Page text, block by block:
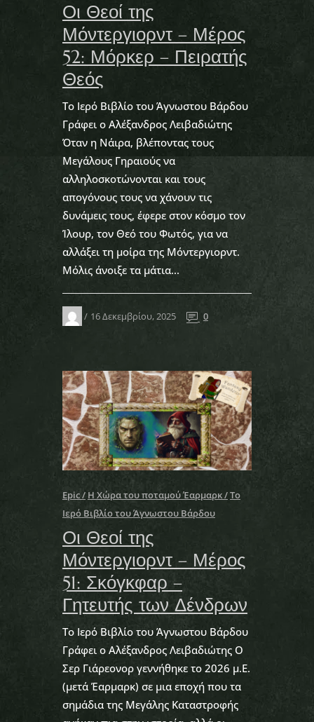
Οι Θεοί της
Μόντεργιορντ – Μέρος
52: Μόρκερ – Πειρατής
Θεός
Το Ιερό Βιβλίο του Άγνωστου Βάρδου
Γράφει ο Αλέξανδρος Λειβαδιώτης
Όταν η Νάιρα, βλέποντας τους
Μεγάλους Γηραιούς να
αλληλοσκοτώνονται και τους
απογόνους τους να χάνουν τις
δυνάμεις τους, έφερε στον κόσμο τον
Ίλουρ, τον Θεό του Φωτός, για να
αλλάξει τη μοίρα της Μόντεργιορντ.
Μόλις άνοιξε τα μάτια...
16 Δεκεμβρίου, 2025 0
Epic Η Χώρα του ποταμού Έαρμαρκ
Το
Ιερό Βιβλίο του Άγνωστου Βάρδου
Οι Θεοί της
Μόντεργιορντ – Μέρος
51: Σκόγκφαρ –
Γητευτής των Δένδρων
Το Ιερό Βιβλίο του Άγνωστου Βάρδου
Γράφει ο Αλέξανδρος Λειβαδιώτης Ο
Σερ Γιάρεονορ γεννήθηκε το 2026 μ.Ε.
(μετά Έαρμαρκ) σε μια εποχή που τα
σημάδια της Μεγάλης Καταστροφής